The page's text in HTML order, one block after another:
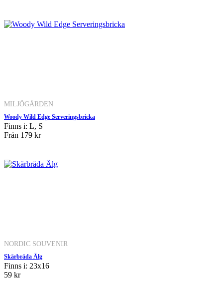
MILJÖGÅRDEN
Woody Wild Edge Serveringsbricka
Finns i: L, S
Från 179 kr
NORDIC SOUVENIR
Skärbräda Älg
Finns i: 23x16
59 kr